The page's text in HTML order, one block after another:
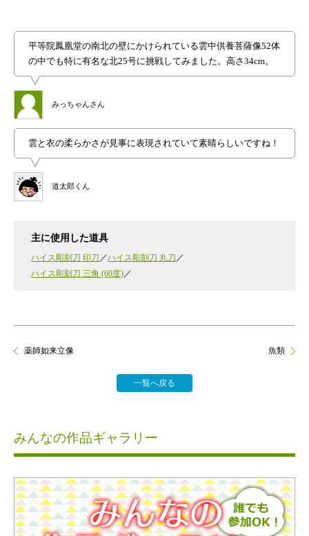
みっちゃんさん
平等院鳳凰堂の南北の壁にかけられている雲中供養菩薩像52体
の中でも特に有名な北25号に挑戦してみました。高さ34cm。
道太郎くん
雲と衣の柔らかさが見事に表現されていて素晴らしいですね！
主に使用した道具
ハイス彫刻刀 印刀
ハイス彫刻刀 丸刀
ハイス彫刻刀 三角 (60度)
薬師如来立像
一覧へ戻る
魚類
みんなの作品ギャラリー